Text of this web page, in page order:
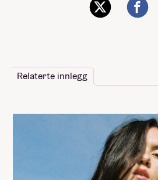
Relaterte innlegg